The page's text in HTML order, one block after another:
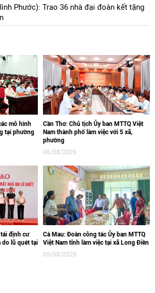
Phước): Trao 36 nhà đại đoàn kết tặng
mô hình
tại phường
Cần Thơ: Chủ tịch Ủy ban MTTQ Việt
Nam thành phố làm việc với 5 xã,
phường
06/08/2026
định cư
do lũ quét tại
Cà Mau: Đoàn công tác Ủy ban MTTQ
Việt Nam tỉnh làm việc tại xã Long Điền
05/08/2026